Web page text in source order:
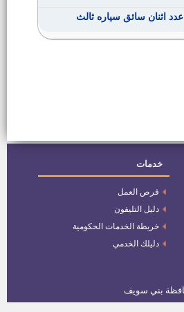
عدد اثنان سائق سياره ثالث
مسئول خدمات مصرفية
الادارى للدوله
وظيفة سكرتير مدينة ببا
خدمات
فرص العمل
دليل التليفون
خريطة الخدمات الحكومية
دليلك الخدمي